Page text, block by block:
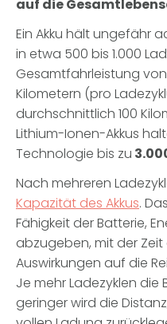
auf die
Ein Akku hält ungefähr
in etwa 500 bis 1.000
Gesamtfahrleistung von
Kilometern (pro
durchschnittlich 100
Lithium-Ionen-Akkus
Technologie bis zu
Nach mehreren
Kapazität des Akkus.
Fähigkeit der Batterie,
abzugeben, mit der
Auswirkungen auf die
Je mehr Ladezyklen
geringer wird die